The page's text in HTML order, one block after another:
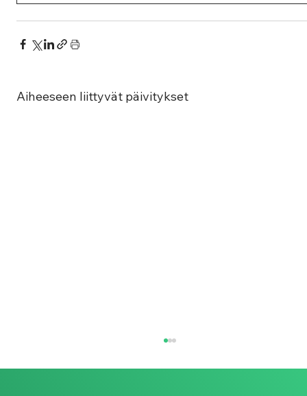
Aiheeseen liittyvät päivitykset